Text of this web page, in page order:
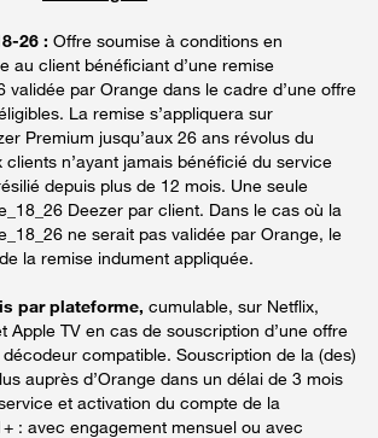
26 : Offre soumise à conditions en
au client bénéficiant d’une remise
validée par Orange dans le cadre d’une offre
La remise s’appliquera sur
Premium jusqu’aux 26 ans révolus du
n’ayant jamais bénéficié du service
depuis plus de 12 mois. Une seule
Deezer par client. Dans le cas où la
ne serait pas validée par Orange, le
la remise indument appliquée.
par plateforme, cumulable, sur Netflix,
Apple TV en cas de souscription d’une offre
compatible. Souscription de la (des)
auprès d’Orange dans un délai de 3 mois
et activation du compte de la
: avec engagement mensuel ou avec